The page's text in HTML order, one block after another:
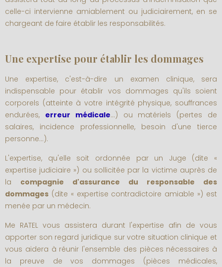
celle-ci intervienne amiablement ou judiciairement, en se
chargeant de faire établir les responsabilités.
Une expertise pour établir les dommages
Une expertise, c'est-à-dire un examen clinique, sera
indispensable pour établir vos dommages qu'ils soient
corporels (atteinte à votre intégrité physique, souffrances
endurées, erreur médicale...) ou matériels (pertes de
salaires, incidence professionnelle, besoin d'une tierce
personne...).
L'expertise, qu'elle soit ordonnée par un Juge (dite «
expertise judiciaire ») ou sollicitée par la victime auprès de
la compagnie d'assurance du responsable des
dommages (dite « expertise contradictoire amiable ») est
menée par un médecin.
Me RATEL vous assistera durant l'expertise afin de vous
apporter son regard juridique sur votre situation clinique et
vous aidera à réunir l'ensemble des pièces nécessaires à
la preuve de vos dommages (pièces médicales,